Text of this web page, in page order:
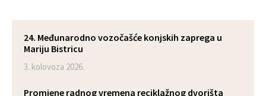
24. Međunarodno vozočašće konjskih zaprega u
Mariju Bistricu
3. kolovoza 2026.
Promjene radnog vremena reciklažnog dvorišta